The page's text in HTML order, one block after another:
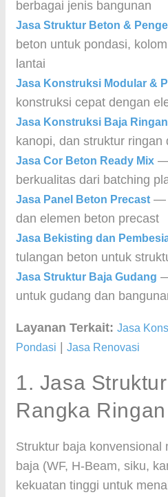
berbagai jenis bangunan
Jasa Struktur Beton &
beton untuk pondasi,
lantai
Jasa Konstruksi Modular &
konstruksi cepat dengan
Jasa Konstruksi Baja Ringan
kanopi, dan struktur ringan
Jasa Cor Beton Ready Mix —
berkualitas dari batching
Jasa Panel Beton Precast —
dan elemen beton precast
Jasa Bekisting dan
tulangan beton untuk
Jasa Struktur Baja Gudang
untuk gudang dan
Layanan Terkait: Jasa
Pondasi
Jasa Renovasi
1. Jasa
Rangka Ringan
Struktur baja konvensional
baja (WF, H-Beam, siku,
kekuatan tinggi untuk